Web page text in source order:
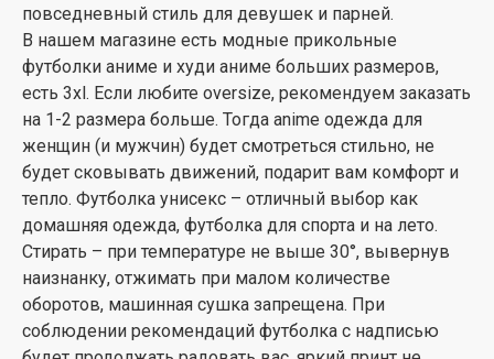
повседневный стиль для девушек и парней.
В нашем магазине есть модные прикольные
футболки аниме и худи аниме больших размеров,
есть 3xl. Если любите oversize, рекомендуем заказать
на 1-2 размера больше. Тогда anime одежда для
женщин (и мужчин) будет смотреться стильно, не
будет сковывать движений, подарит вам комфорт и
тепло. Футболка унисекс – отличный выбор как
домашняя одежда, футболка для спорта и на лето.
Стирать – при температуре не выше 30°, вывернув
наизнанку, отжимать при малом количестве
оборотов, машинная сушка запрещена. При
соблюдении рекомендаций футболка с надписью